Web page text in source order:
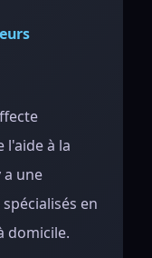
l'aide à la
a une
en
domicile.